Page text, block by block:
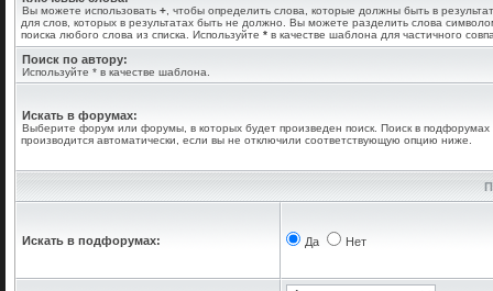
Вы можете использовать + , чтобы определить слова, которые должны быть в
для слов, которых в результатах быть не должно. Вы можете разделить слова
поиска любого слова из списка. Используйте * в качестве шаблона для частичного
Поиск по автору:
Используйте * в качестве шаблона.
Искать в форумах:
Выберите форум или форумы, в которых будет произведен поиск. Поиск в подфорумах
производится автоматически, если вы не отключили соответствующую опцию ниже.
Искать в подфорумах: Да Нет